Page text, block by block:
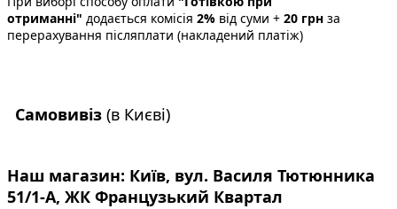
отриманні" додається комісія 2% від суми + 20 грн за
перерахування післяплати (накладений платіж)
Самовивіз (в Києві)
Наш магазин: Київ, вул. Василя Тютюнника
51/1-А, ЖК Французький Квартал